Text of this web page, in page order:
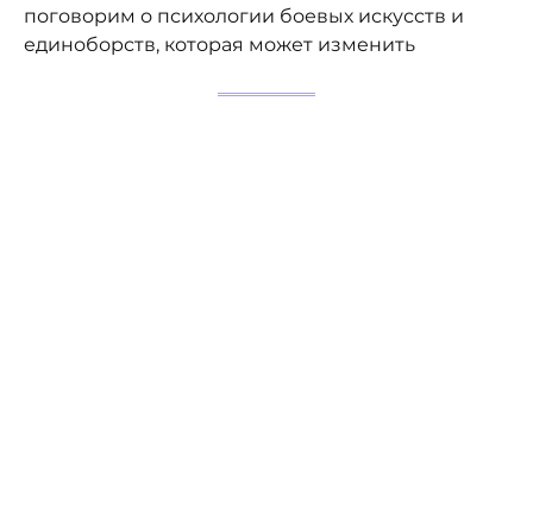
поговорим о психологии боевых искусств и
единоборств, которая может изменить